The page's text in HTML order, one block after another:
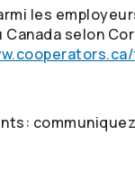
les
selon